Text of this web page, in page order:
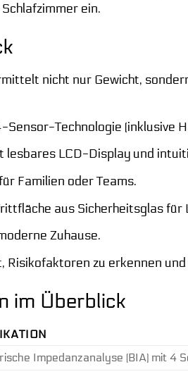
ein.
nicht nur Gewicht,
Technologie (inklusive
lesbares LCD-Display und
Familien oder Teams.
aus Sicherheitsglas für
Zuhause.
Risikofaktoren zu erkennen
im Überblick
Impedanzanalyse (BIA) mit 4